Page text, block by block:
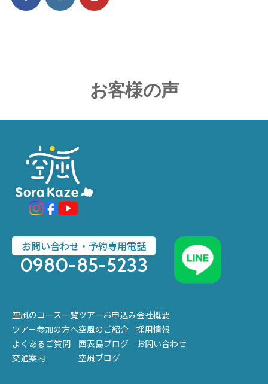
お客様の声
お問い合わせ・予約専用電話
0980-85-5233
空風のコース一覧
ツアー参加の方へ
よくあるご質問
交通案内
ツアーお申込み
空風のご紹介
西表島ブログ
空風ブログ
会社概要
採用情報
お問い合わせ